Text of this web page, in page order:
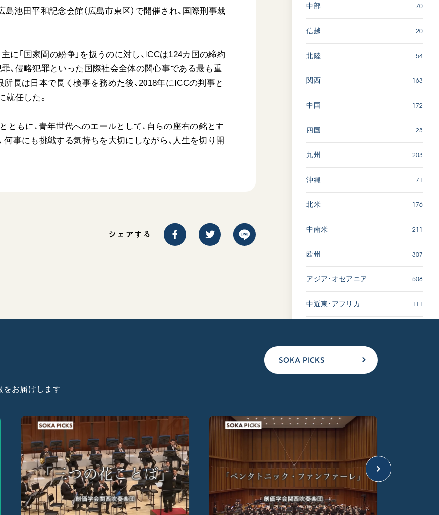
Soka Gakkai グローバルサイト
ご意見
ご利用にあたって
島池田平和記念会館（広島市東区）で開催され、国際刑事裁
に「国家間の紛争」を扱うのに対し、ICCは124カ国の締約
、侵略犯罪といった国際社会全体の関心事である最も重
所長は日本で長く検事を務めた後、2018年にICCの判事と
就任した。
ともに、青年世代へのエールとして、自らの座右の銘とす
何事にも挑戦する気持ちを大切にしながら、人生を切り開
シェアする
中部 70
信越 20
北陸 54
関西 163
中国 172
四国 23
九州 203
沖縄 71
北米 176
中南米 211
欧州 307
アジア・オセアニア 508
中近東・アフリカ 111
をお届けします
SOKA PICKS